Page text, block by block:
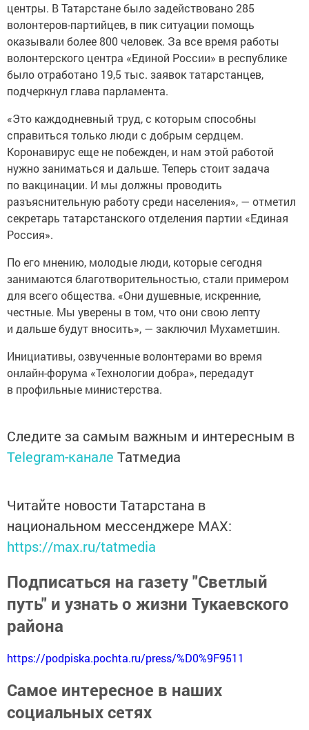
центры. В Татарстане было задействовано 285
волонтеров-партийцев, в пик ситуации помощь
оказывали более 800 человек. За все время работы
волонтерского центра «Единой России» в республике
было отработано 19,5 тыс. заявок татарстанцев,
подчеркнул глава парламента.
«Это каждодневный труд, с которым способны
справиться только люди с добрым сердцем.
Коронавирус еще не побежден, и нам этой работой
нужно заниматься и дальше. Теперь стоит задача
по вакцинации. И мы должны проводить
разъяснительную работу среди населения», — отметил
секретарь татарстанского отделения партии «Единая
Россия».
По его мнению, молодые люди, которые сегодня
занимаются благотворительностью, стали примером
для всего общества. «Они душевные, искренние,
честные. Мы уверены в том, что они свою лепту
и дальше будут вносить», — заключил Мухаметшин.
Инициативы, озвученные волонтерами во время
онлайн-форума «Технологии добра», передадут
в профильные министерства.
Следите за самым важным и интересным в
Telegram-канале Татмедиа
Читайте новости Татарстана в
национальном мессенджере MАХ:
https://max.ru/tatmedia
Подписаться на газету "Светлый
путь" и узнать о жизни Тукаевского
района
https://podpiska.pochta.ru/press/%D0%9F9511
Самое интересное в наших
социальных сетях